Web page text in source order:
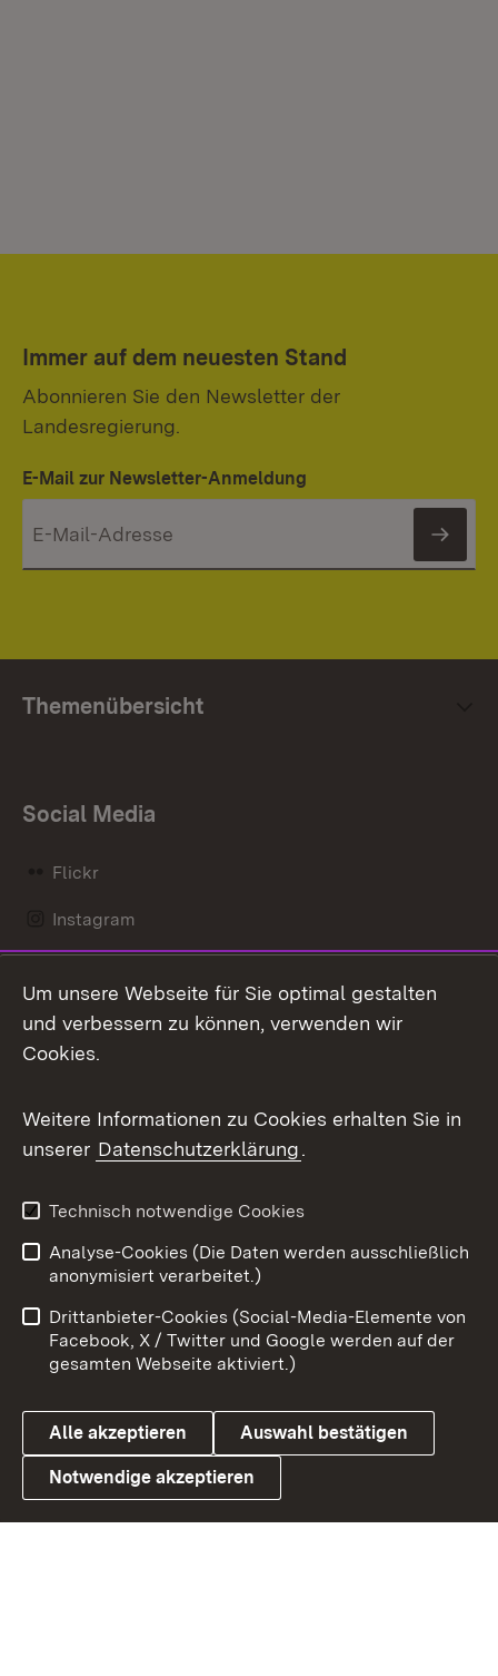
Immer auf dem neuesten Stand
Abonnieren Sie den Newsletter der
Landesregierung.
E-Mail zur Newsletter-Anmeldung
Themenübersicht
Social Media
Flickr
Instagram
Mastodon
Messenger
Social Wall
X / Twitter
Youtube
Link zum Landesportal
Benutzungshinweise
Barrierefreiheit
Datenschutz
Cookies
Um unsere Webseite für Sie optimal gestalten
und verbessern zu können, verwenden wir
Cookies.
Weitere Informationen zu Cookies erhalten Sie in
unserer Datenschutzerklärung.
Technisch notwendige Cookies
Analyse-Cookies (Die Daten werden ausschließlich
anonymisiert verarbeitet.)
Drittanbieter-Cookies (Social-Media-Elemente von
Facebook, X / Twitter und Google werden auf der
gesamten Webseite aktiviert.)
Alle akzeptieren Auswahl bestätigen
Notwendige akzeptieren